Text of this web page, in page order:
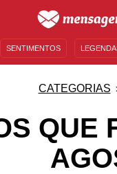
SENTIMENTOS
CATEGORIAS
QUE